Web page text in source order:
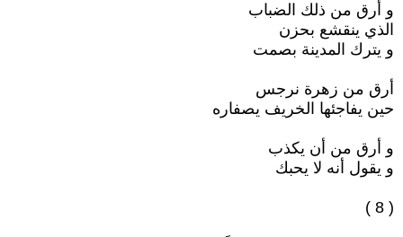
و أرق من ذلك الضباب
الذي ينقشع بحزن
و يترك المدينة بصمت
أرق من زهرة نرجس
حين يفاجئها الخريف يصفاره
و أرق من أن يكذب
و يقول أنه لا يحبك
( 8 )